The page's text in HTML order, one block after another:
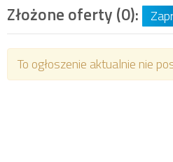
Złożone oferty (0):
To ogłoszenie aktualnie nie